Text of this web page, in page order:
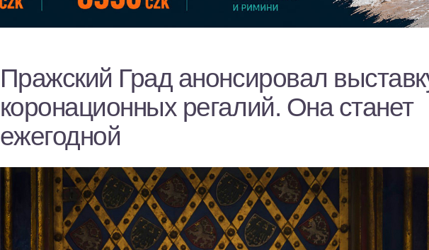
Пражский Град анонсировал
коронационных регалий. Она станет
ежегодной